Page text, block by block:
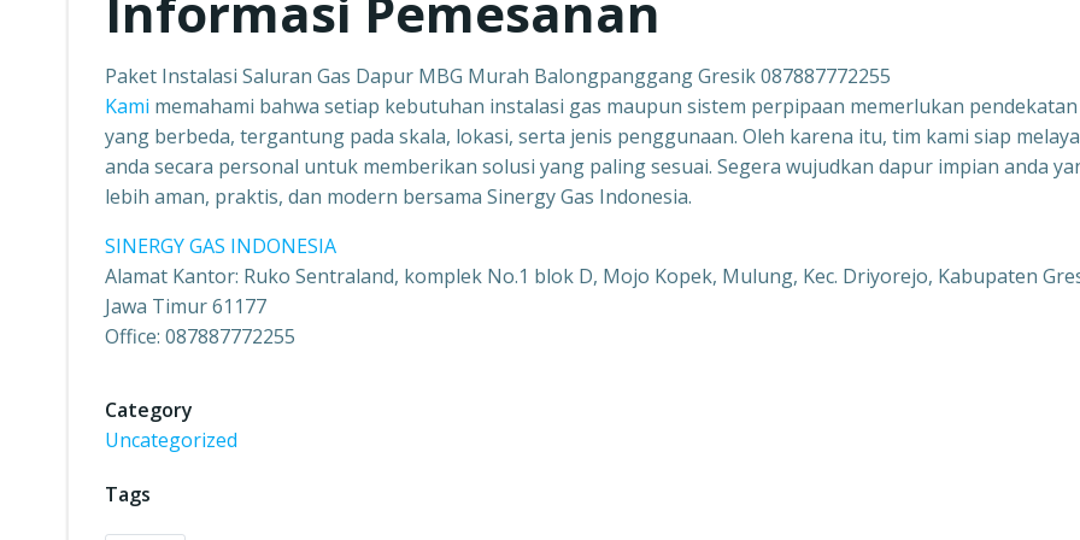
Paket Instalasi Saluran Gas Dapur MBG Murah Balongpanggang Gresik 087887772255
Kami memahami bahwa setiap kebutuhan instalasi gas maupun sistem perpipaan memerlukan pendekatan
yang berbeda, tergantung pada skala, lokasi, serta jenis penggunaan. Oleh karena itu, tim kami siap
anda secara personal untuk memberikan solusi yang paling sesuai. Segera wujudkan dapur impian anda
lebih aman, praktis, dan modern bersama Sinergy Gas Indonesia.
SINERGY GAS INDONESIA
Alamat Kantor: Ruko Sentraland, komplek No.1 blok D, Mojo Kopek, Mulung, Kec. Driyorejo, Kabupaten
Jawa Timur 61177
Office: 087887772255
Category
Uncategorized
Tags